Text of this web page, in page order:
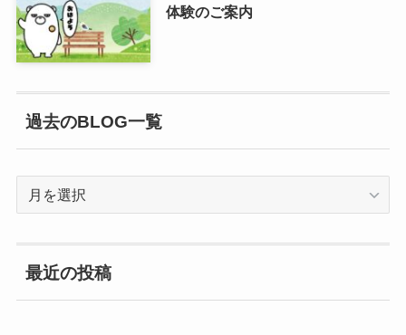
体験のご案内
過去のBLOG一覧
一
覧
最近の投稿